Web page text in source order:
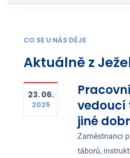
CO SE U NÁS DĚJE
Aktuálně z
23. 06.
2025
vedoucí
jiné
Zaměstnanci
táborů,